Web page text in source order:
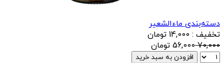
دسته‌بندی ماءالشعیر
تخفیف : 14,000 تومان
70,000
56,000 تومان
افزودن به سبد خرید